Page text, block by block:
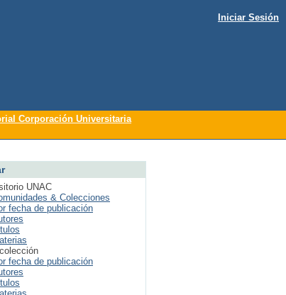
Iniciar Sesión
Corporación Universitaria
UNAC
& Colecciones
fecha de publicación
fecha de publicación